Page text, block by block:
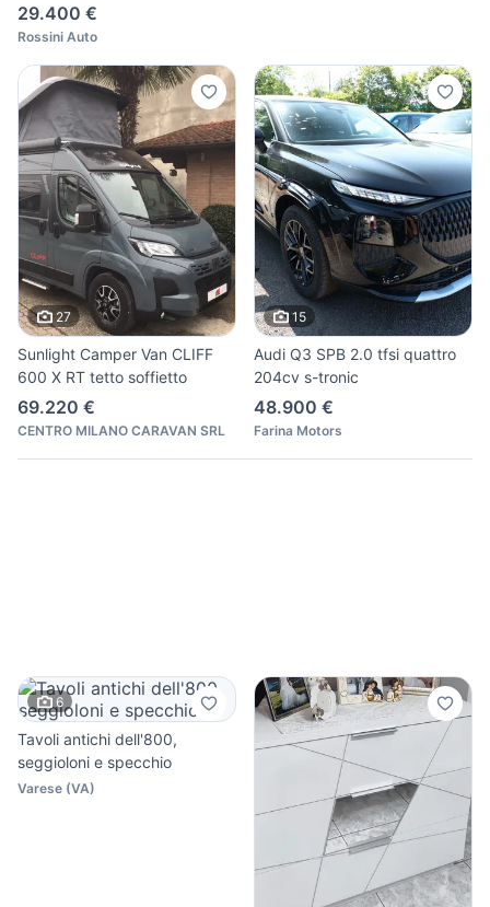
29.400 €
Rossini Auto
27
Sunlight Camper Van CLIFF
600 X RT tetto soffietto
69.220 €
CENTRO MILANO CARAVAN SRL
15
Audi Q3 SPB 2.0 tfsi quattro
204cv s-tronic
48.900 €
Farina Motors
6
Tavoli antichi dell'800,
seggioloni e specchio
Varese (VA)